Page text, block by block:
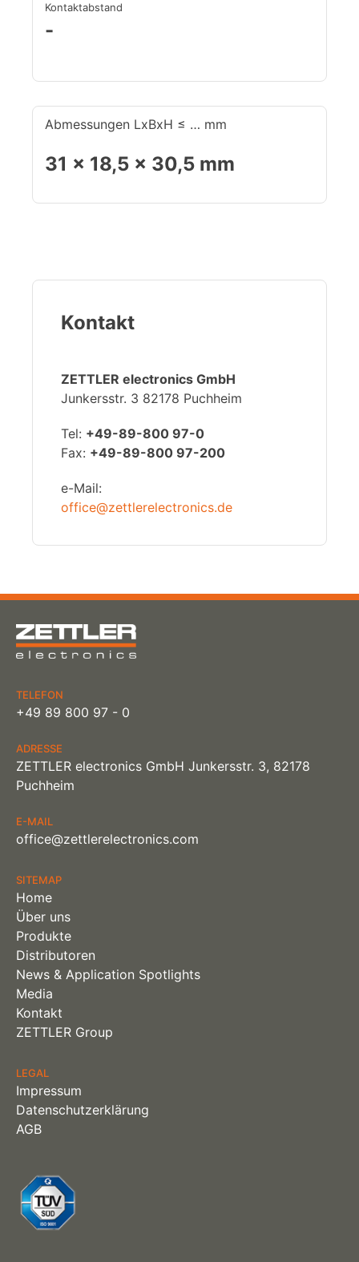
Kontaktabstand
-
Abmessungen LxBxH ≤ … mm
31 x 18,5 x 30,5 mm
Kontakt
ZETTLER electronics GmbH
Junkersstr. 3 82178 Puchheim
Tel: +49-89-800 97-0
Fax: +49-89-800 97-200
e-Mail:
office@zettlerelectronics.de
TELEFON
+49 89 800 97 - 0
ADRESSE
ZETTLER electronics GmbH Junkersstr. 3, 82178
Puchheim
E-MAIL
office@zettlerelectronics.com
SITEMAP
Home
Über uns
Produkte
Distributoren
News & Application Spotlights
Media
Kontakt
ZETTLER Group
LEGAL
Impressum
Datenschutzerklärung
AGB